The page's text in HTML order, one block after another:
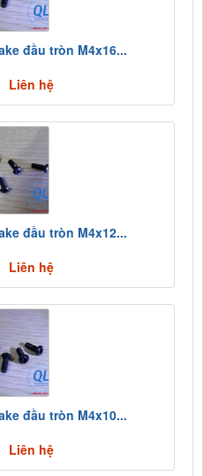
đầu tròn M4x16...
Liên hệ
đầu tròn M4x12...
Liên hệ
đầu tròn M4x10...
Liên hệ